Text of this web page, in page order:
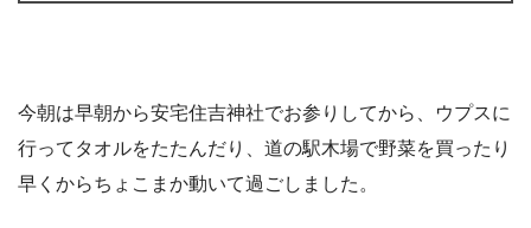
今朝は早朝から安宅住吉神社でお参りしてから、ウプスに
行ってタオルをたたんだり、道の駅木場で野菜を買ったり
早くからちょこまか動いて過ごしました。